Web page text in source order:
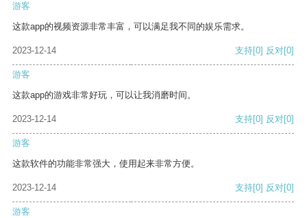
游客
这款app的视频资源非常丰富，可以满足我不同的娱乐需求。
2023-12-14 支持[0] 反对[0]
游客
这款app的游戏非常好玩，可以让我消磨时间。
2023-12-14 支持[0] 反对[0]
游客
这款软件的功能非常强大，使用起来非常方便。
2023-12-14 支持[0] 反对[0]
游客